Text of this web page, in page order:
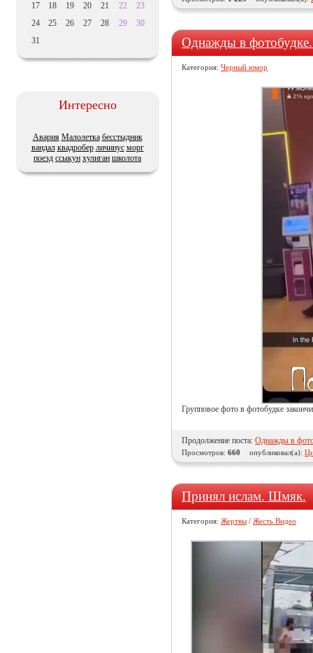
Однажды в
Категория: Черный юмор
Групповое фото в фотобудке
Продолжение поста: Однажды в
Просмотров: 660 опубликовал(а):
Принял ислам. Шмяк.
Категория: Жертвы / Жесть Видео
17
18 19 20 21 22
23
24
25 26 27 28 29
30
31
Интересно
Авария Малолетка бесстыдник
вандал квадробер личинус морг
поезд ссыкун хулиган школота